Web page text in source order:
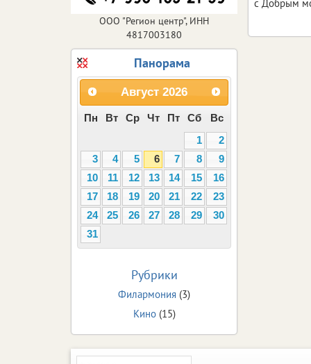
с Добрым
ООО "Регион центр", ИНН
4817003180
Панорама
Август 2026
Пн Вт Ср Чт Пт Сб
Вс
1
2
3
4 5 6 7 8
9
10
11 12 13 14 15
16
17
18 19 20 21 22
23
24
25 26 27 28 29
30
31
Рубрики
Филармония (3)
Кино(15)